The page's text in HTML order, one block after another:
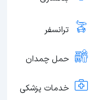
ترانسفر
حمل چمدان
خدمات پزشکی